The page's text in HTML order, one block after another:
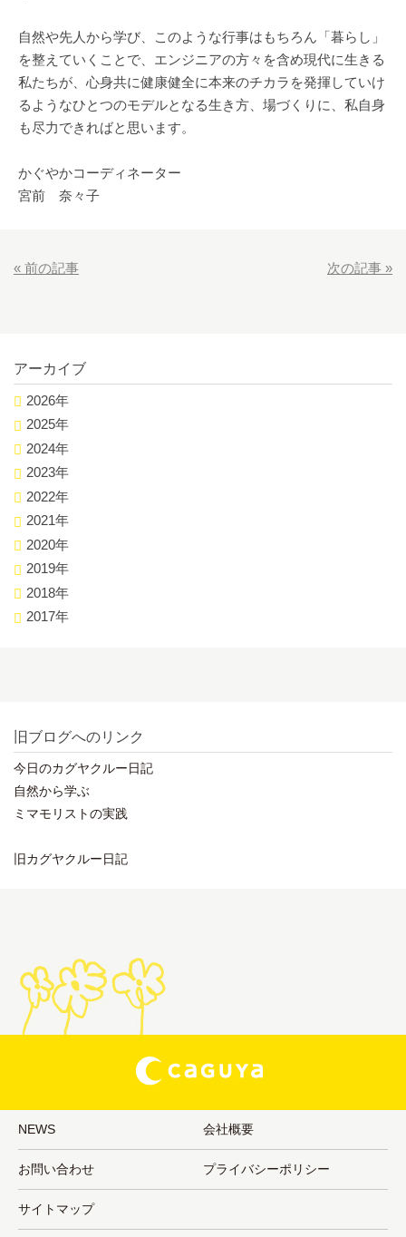
自然や先人から学び、このような行事はもちろん「暮らし」
を整えていくことで、エンジニアの方々を含め現代に生きる
私たちが、心身共に健康健全に本来のチカラを発揮していけ
るようなひとつのモデルとなる生き方、場づくりに、私自身
も尽力できればと思います。
かぐやかコーディネーター
宮前 奈々子
« 前の記事 次の記事 »
アーカイブ
2026年
2025年
2024年
2023年
2022年
2021年
2020年
2019年
2018年
2017年
旧ブログへのリンク
今日のカグヤクルー日記
自然から学ぶ
ミマモリストの実践
旧カグヤクルー日記
NEWS 会社概要
お問い合わせ プライバシーポリシー
サイトマップ